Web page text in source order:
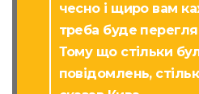
чесно і щиро вам
треба буде
Тому що стільки
повідомлень,